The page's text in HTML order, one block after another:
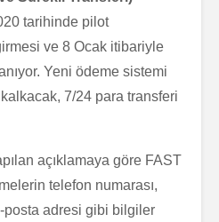
tarihinde pilot
ve 8 Ocak itibariyle
Yeni ödeme sistemi
kalkacak, 7/24 para transferi
açıklamaya göre FAST
telefon numarası,
posta adresi gibi bilgiler